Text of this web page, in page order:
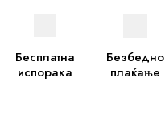
Бесплатна
испорака
Безбедно
плаќање